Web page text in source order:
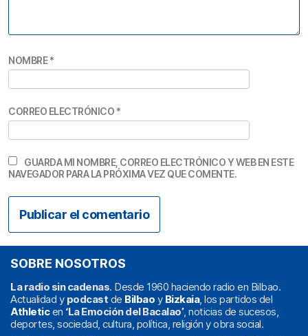
NOMBRE*
CORREO ELECTRÓNICO *
GUARDA MI NOMBRE, CORREO ELECTRÓNICO Y WEB EN ESTE
NAVEGADOR PARA LA PRÓXIMA VEZ QUE COMENTE.
SOBRE NOSOTROS
La radio sin cadenas. Desde 1960 haciendo radio en Bilbao.
Actualidad y podcast de Bilbao y Bizkaia, los partidos del
Athleticen ‘La Emoción del Bacalao’, noticias de sucesos,
deportes, sociedad, cultura, política, religión y obra social.